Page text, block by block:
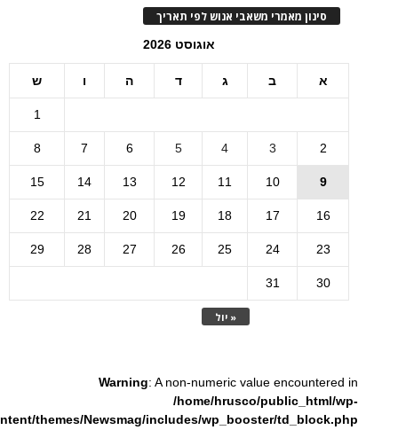
סינון מאמרי משאבי אנוש לפי תאריך
אוגוסט 2026
א ב ג ד ה ו ש
« יול
1
2
3
4
5
6
7
8
9
10
11
12
13
14
15
16
17
18
19
20
21
22
23
24
25
26
27
28
29
30
31
Warning: A non-numeric value encountered in
/home/hrusco/public_html/wp-
themes/Newsmag/includes/wp_booster/td_block.php